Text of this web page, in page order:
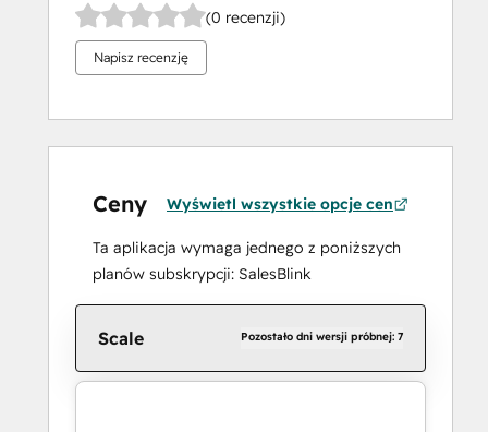
(0 recenzji)
Napisz recenzję
Ceny Wyświetl wszystkie opcje cen
Ta aplikacja wymaga jednego z poniższych
planów subskrypcji: SalesBlink
Scale Pozostało dni wersji próbnej: 7